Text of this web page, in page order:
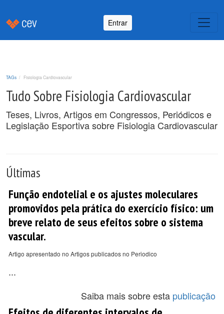
Entrar
TAGs Fisiologia Cardiovascular
Tudo Sobre Fisiologia Cardiovascular
Teses, Livros, Artigos em Congressos, Periódicos e
Legislação Esportiva sobre Fisiologia Cardiovascular
Últimas
Função endotelial e os ajustes moleculares
promovidos pela prática do exercício físico: um
breve relato de seus efeitos sobre o sistema
vascular.
Artigo apresentado no Artigos publicados no Periodico
...
Saiba mais sobre esta publicação